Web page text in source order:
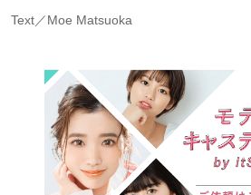
Text／Moe Matsuoka